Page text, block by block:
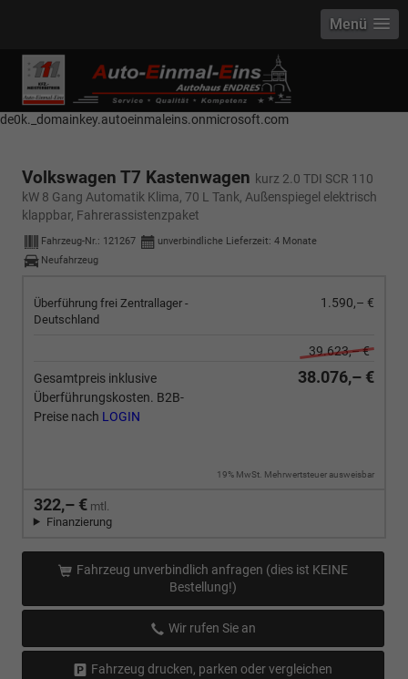
------------ Host Name : selector1._domainkey Points to address or value:
selector1-aee-de0k._domainkey.autoeinmaleins.onmicrosoft.com Host
Name : selector2._domainkey Points to address or value: selector2-aee-
de0k._domainkey.autoeinmaleins.onmicrosoft.com
Menü
Volkswagen T7 Kastenwagen kurz 2.0 TDI SCR 110
kW 8 Gang Automatik Klima, 70 L Tank, Außenspiegel elektrisch
klappbar, Fahrerassistenzpaket
Fahrzeug-Nr.: 121267 unverbindliche Lieferzeit: 4 Monate
Neufahrzeug
Überführung frei Zentrallager -
Deutschland
1.590,– €
39.623,– €
Gesamtpreis inklusive
Überführungskosten. B2B-
Preise nach LOGIN
38.076,– €
19% MwSt. Mehrwertsteuer ausweisbar
322,– € mtl.
Finanzierung
Fahrzeug unverbindlich anfragen (dies ist KEINE
Bestellung!)
Wir rufen Sie an
Fahrzeug drucken, parken oder vergleichen